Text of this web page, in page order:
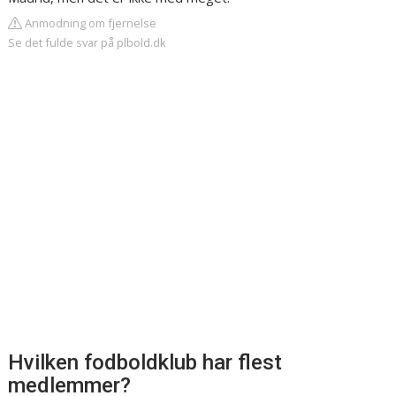
Anmodning om fjernelse
Se det fulde svar på plbold.dk
Hvilken fodboldklub har flest
medlemmer?